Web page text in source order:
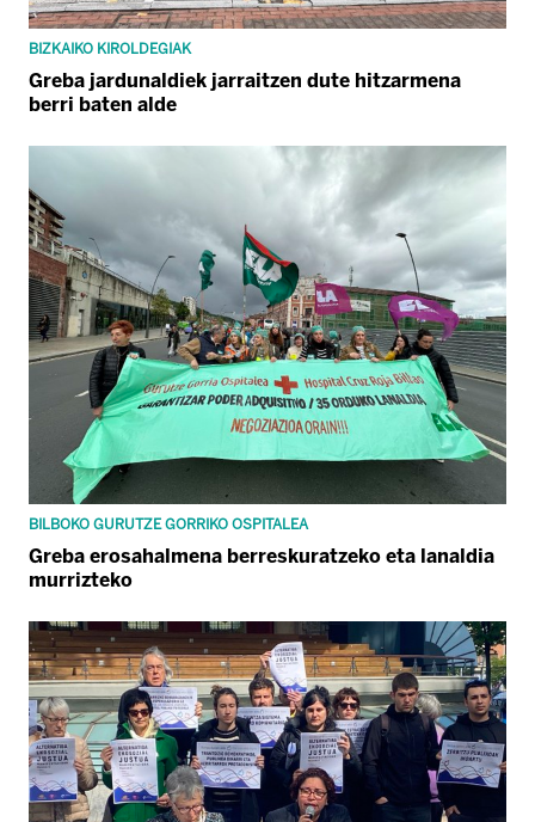
BIZKAIKO KIROLDEGIAK
Greba jardunaldiek jarraitzen dute hitzarmena
berri baten alde
BILBOKO GURUTZE GORRIKO OSPITALEA
Greba erosahalmena berreskuratzeko eta lanaldia
murrizteko